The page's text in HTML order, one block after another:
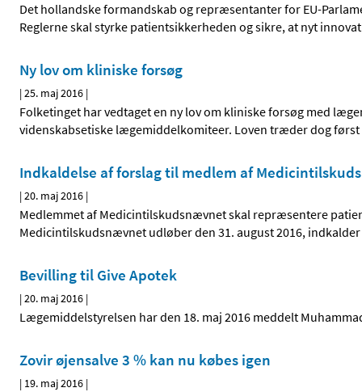
Det hollandske formandskab og repræsentanter for EU-
Reglerne skal styrke patientsikkerheden og sikre, at nyt
Ny lov om kliniske forsøg
|25. maj 2016 |
Folketinget har vedtaget en ny lov om kliniske forsøg med
videnskabsetiske lægemiddelkomiteer. Loven træder dog først
Indkaldelse af forslag til medlem af
|20. maj 2016 |
Medlemmet af Medicintilskudsnævnet skal repræsentere
Medicintilskudsnævnet udløber den 31. august 2016,
Bevilling til Give Apotek
|20. maj 2016 |
Lægemiddelstyrelsen har den 18. maj 2016 meddelt
Zovir øjensalve 3 % kan nu købes igen
| 19. maj 2016 |